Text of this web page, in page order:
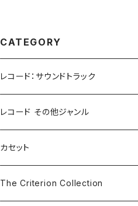
CATEGORY
レコード：サウンドトラック
ホラー/スリラー
SF
ドラマ/ロマンス
レコード その他ジャンル
Rock & Pop
The Smiths
Classical
カセット
The Criterion Collection